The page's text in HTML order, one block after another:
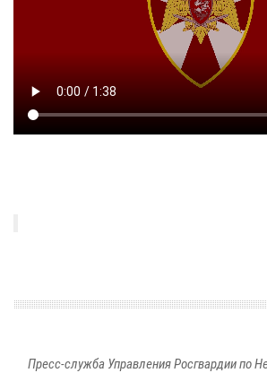
Пресс-служба Управления Росгвардии по